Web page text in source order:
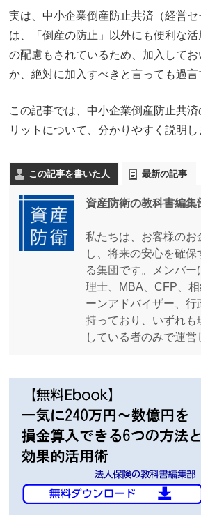
実は、中小企業倒産防止共済（経営
は、「倒産の防止」以外にも便利な
の配慮もされているため、加入して
か、絶対に加入すべきと言っても過言
この記事では、中小企業倒産防止共
リットについて、分かりやすく説明し
この記事を書いた人 最新の記事
資産防衛の教科書編集
私たちは、お客様のお
し、将来の安心を確
る集団です。メンバ
理士、MBA、CFP、
ーンアドバイザー、行
持っており、いずれも
している者のみで運営